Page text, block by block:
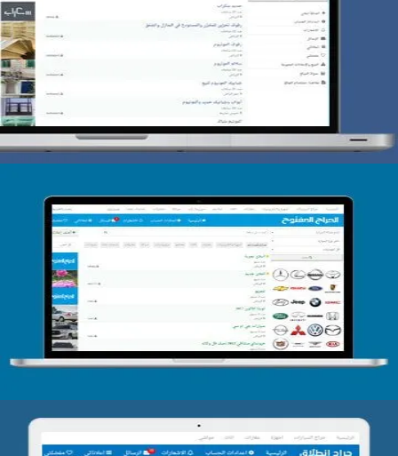
تصميم حراج سكراب
التفاصيل
تصميم الحراج الدولى